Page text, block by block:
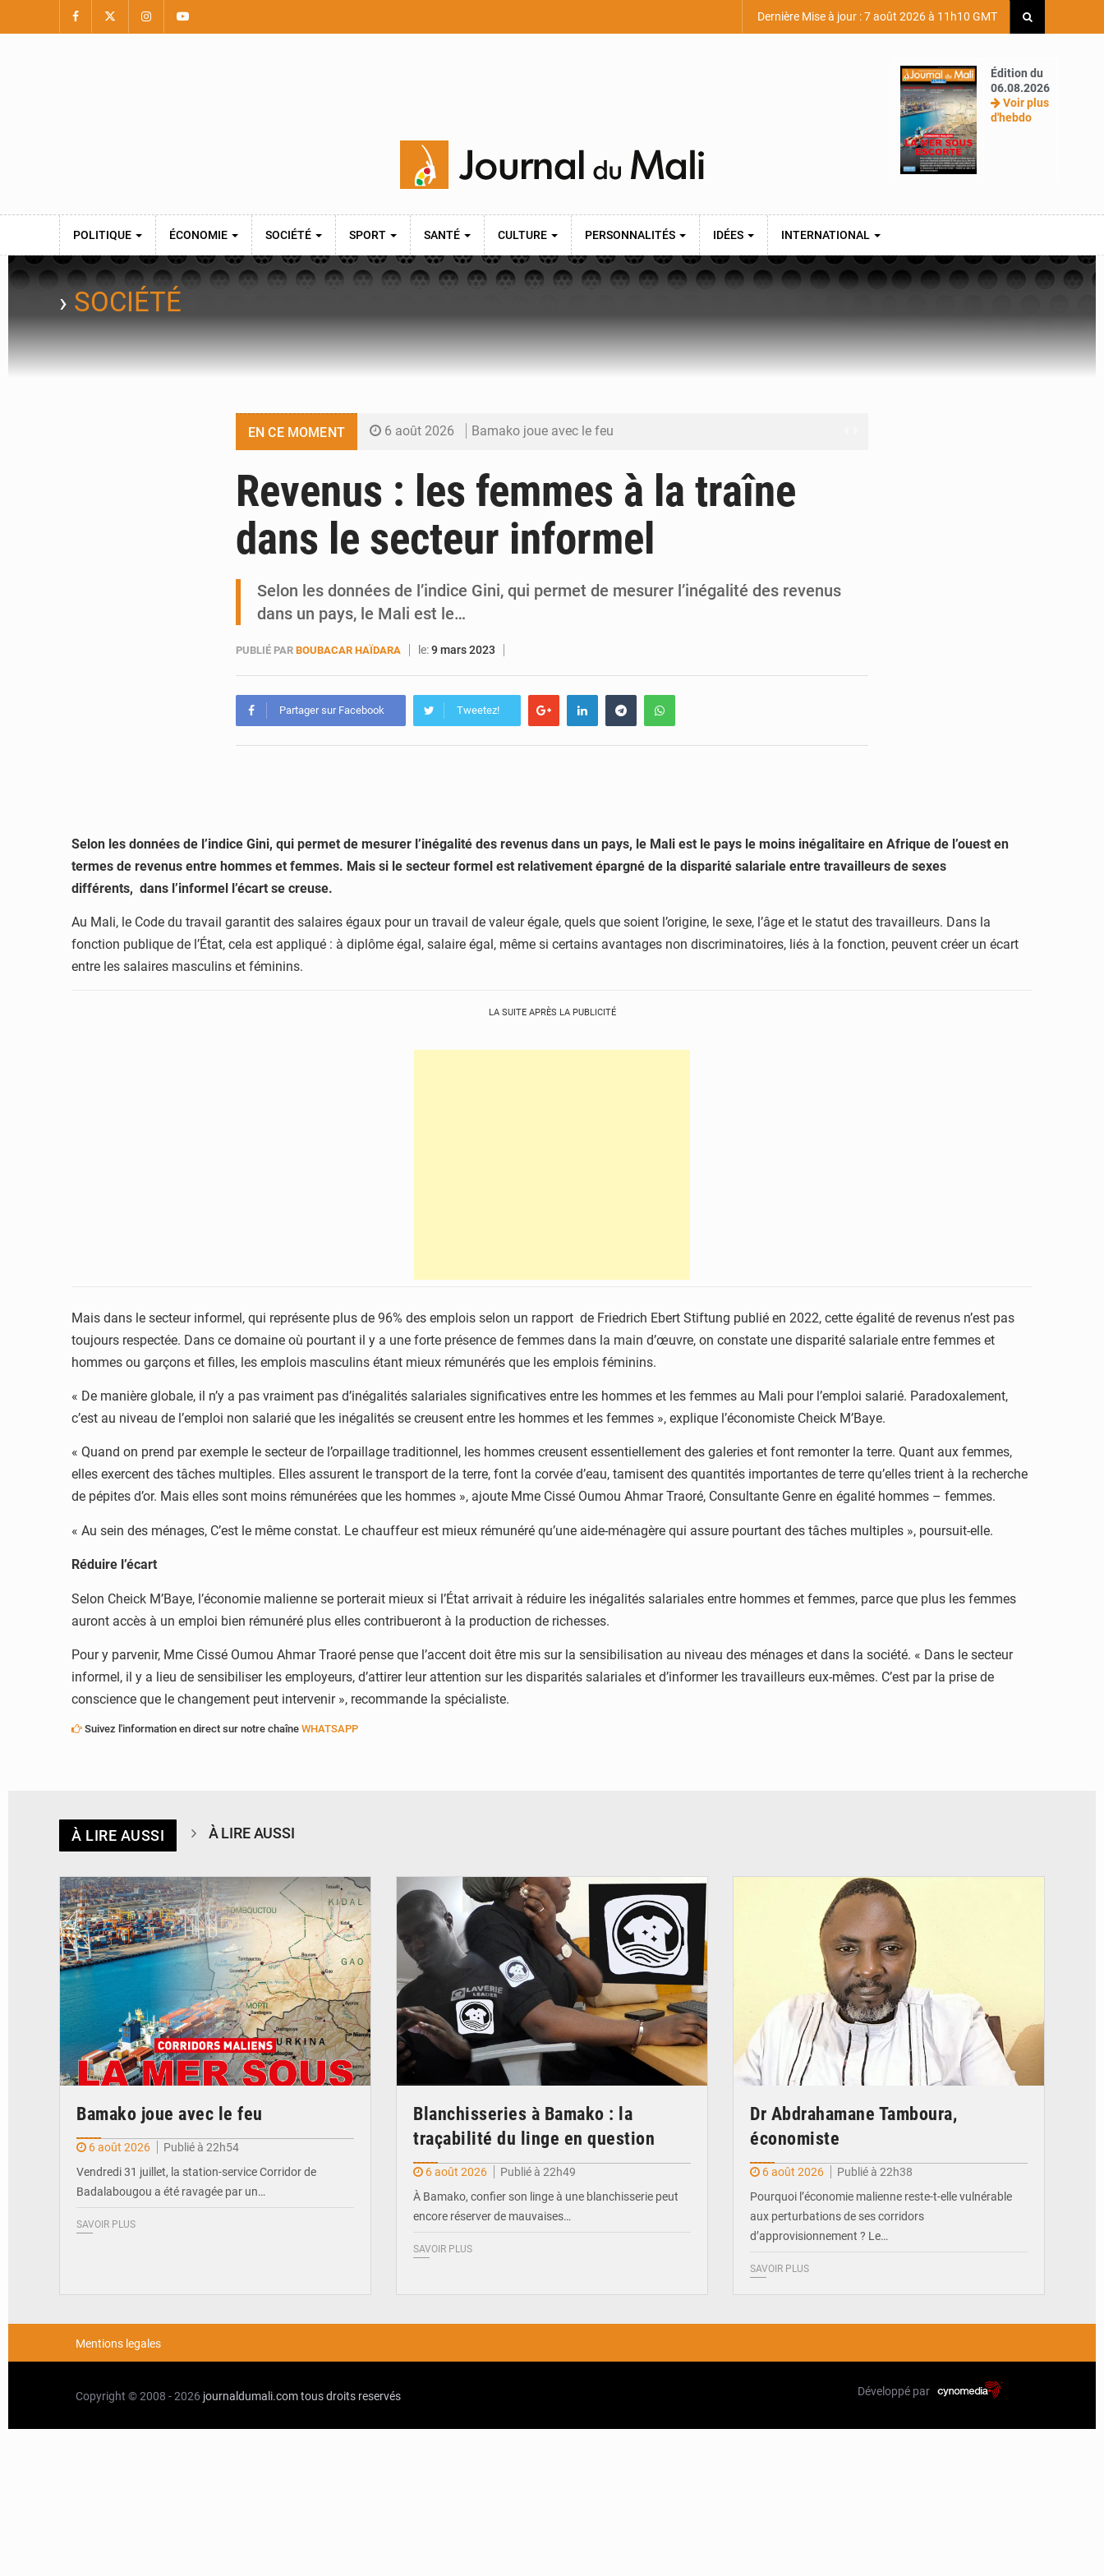
Dernière Mise à jour : 7 août 2026 à 11h10 GMT
Édition du
06.08.2026
Voir plus
d'hebdo
POLITIQUE ÉCONOMIE SOCIÉTÉ SPORT SANTÉ CULTURE PERSONNALITÉS IDÉES INTERNATIONAL
› SOCIÉTÉ
EN CE MOMENT 6 août 2026 Bamako joue avec le feu
6 août 2026 Dr Abdrahamane Tamboura, économiste
6 août 2026 Ports ouest-africains : la bataille du fret sahélien
Revenus : les femmes à la traîne
dans le secteur informel
Selon les données de l’indice Gini, qui permet de mesurer l’inégalité des revenus
dans un pays, le Mali est le…
PUBLIÉ PAR BOUBACAR HAÏDARA le:9 mars 2023
Partager sur Facebook Tweetez!
Selon les données de l’indice Gini, qui permet de mesurer l’inégalité des revenus dans un pays, le Mali est le pays le moins inégalitaire en Afrique de l’ouest en
termes de revenus entre hommes et femmes. Mais si le secteur formel est relativement épargné de la disparité salariale entre travailleurs de sexes
différents, dans l’informel l’écart se creuse.
Au Mali, le Code du travail garantit des salaires égaux pour un travail de valeur égale, quels que soient l’origine, le sexe, l’âge et le statut des travailleurs. Dans la
fonction publique de l’État, cela est appliqué : à diplôme égal, salaire égal, même si certains avantages non discriminatoires, liés à la fonction, peuvent créer un écart
entre les salaires masculins et féminins.
LA SUITE APRÈS LA PUBLICITÉ
Mais dans le secteur informel, qui représente plus de 96% des emplois selon un rapport de Friedrich Ebert Stiftung publié en 2022, cette égalité de revenus n’est pas
toujours respectée. Dans ce domaine où pourtant il y a une forte présence de femmes dans la main d’œuvre, on constate une disparité salariale entre femmes et
hommes ou garçons et filles, les emplois masculins étant mieux rémunérés que les emplois féminins.
« De manière globale, il n’y a pas vraiment pas d’inégalités salariales significatives entre les hommes et les femmes au Mali pour l’emploi salarié. Paradoxalement,
c’est au niveau de l’emploi non salarié que les inégalités se creusent entre les hommes et les femmes », explique l’économiste Cheick M’Baye.
« Quand on prend par exemple le secteur de l’orpaillage traditionnel, les hommes creusent essentiellement des galeries et font remonter la terre. Quant aux femmes,
elles exercent des tâches multiples. Elles assurent le transport de la terre, font la corvée d’eau, tamisent des quantités importantes de terre qu’elles trient à la recherche
de pépites d’or. Mais elles sont moins rémunérées que les hommes », ajoute Mme Cissé Oumou Ahmar Traoré, Consultante Genre en égalité hommes – femmes.
« Au sein des ménages, C’est le même constat. Le chauffeur est mieux rémunéré qu’une aide-ménagère qui assure pourtant des tâches multiples », poursuit-elle.
Réduire l’écart
Selon Cheick M’Baye, l’économie malienne se porterait mieux si l’État arrivait à réduire les inégalités salariales entre hommes et femmes, parce que plus les femmes
auront accès à un emploi bien rémunéré plus elles contribueront à la production de richesses.
Pour y parvenir, Mme Cissé Oumou Ahmar Traoré pense que l’accent doit être mis sur la sensibilisation au niveau des ménages et dans la société. « Dans le secteur
informel, il y a lieu de sensibiliser les employeurs, d’attirer leur attention sur les disparités salariales et d’informer les travailleurs eux-mêmes. C’est par la prise de
conscience que le changement peut intervenir », recommande la spécialiste.
Suivez l'information en direct sur notre chaîne WHATSAPP
À LIRE AUSSI À LIRE AUSSI
© JDM
Bamako joue avec le feu
6 août 2026
Publié à 22h54
Vendredi 31 juillet, la station-service Corridor de
Badalabougou a été ravagée par un…
SAVOIR PLUS
Blanchisseries à Bamako : la
traçabilité du linge en question
6 août 2026
Publié à 22h49
À Bamako, confier son linge à une blanchisserie peut
encore réserver de mauvaises…
SAVOIR PLUS
Dr Abdrahamane Tamboura,
économiste
6 août 2026
Publié à 22h38
Pourquoi l’économie malienne reste-t-elle vulnérable
aux perturbations de ses corridors
d’approvisionnement ? Le…
SAVOIR PLUS
Mentions legales
Copyright © 2008 - 2026 journaldumali.comtous droits reservés Développé par